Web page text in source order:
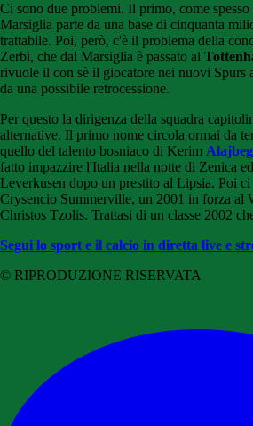
Ci sono due problemi. Il primo, come
Marsiglia parte da una base di cinquanta
trattabile. Poi, però, c'è il problema della
Zerbi, che dal Marsiglia è passato al
rivuole il con sè il giocatore nei nuovi Spurs
da una possibile retrocessione.
Per questo la dirigenza della squadra
alternative. Il primo nome circola ormai da
quello del talento bosniaco di Kerim
fatto impazzire l'Italia nella notte di Zenica
Leverkusen dopo un prestito al Lipsia. Poi ci
Crysencio Summerville, un 2001 in forza al
Christos Tzolis. Trattasi di un classe 2002
Segui lo sport e il calcio in diretta live e
© RIPRODUZIONE RISERVATA